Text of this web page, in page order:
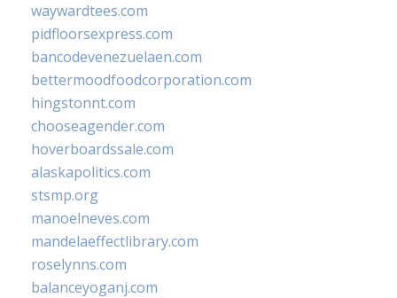
waywardtees.com
pidfloorsexpress.com
bancodevenezuelaen.com
bettermoodfoodcorporation.com
hingstonnt.com
chooseagender.com
hoverboardssale.com
alaskapolitics.com
stsmp.org
manoelneves.com
mandelaeffectlibrary.com
roselynns.com
balanceyoganj.com